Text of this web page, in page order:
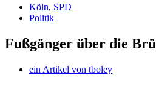
Köln, SPD
Politik
Fußgänger über die
ein Artikel von tboley